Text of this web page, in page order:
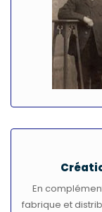
En
fabrique et